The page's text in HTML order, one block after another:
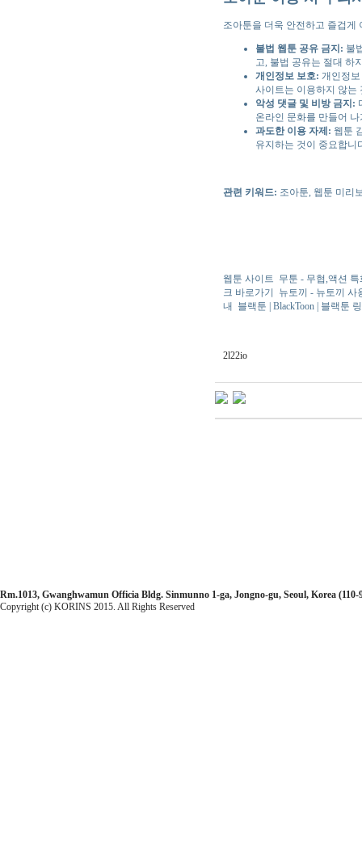
조아툰을 더욱 안전하고 즐겁게
불법 웹툰 공유 금지: 불
고, 불법 공유는 절대 하
개인정보 보호: 개인정
사이트는 이용하지 않는
악성 댓글 및 비방 금지:
온라인 문화를 만들어
과도한 이용 자제: 웹툰
유지하는 것이 중요합니
관련 키워드: 조아툰, 웹툰 미리
웹툰 사이트 무툰 - 무협,액션
크 바로가기
뉴토끼 - 뉴토끼 사
내
블랙툰 | BlackToon | 블랙툰
2l22io
Rm.1013, Gwanghwamun Officia Bldg. Sinmunno 1-ga, Jongno-gu, Seoul, Korea (110-
Copyright (c) KORINS 2015. All Rights Reserved